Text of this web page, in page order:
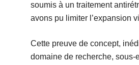
soumis à un traitement
avons pu limiter l’expansion
Cette preuve de concept,
domaine de recherche, sous-